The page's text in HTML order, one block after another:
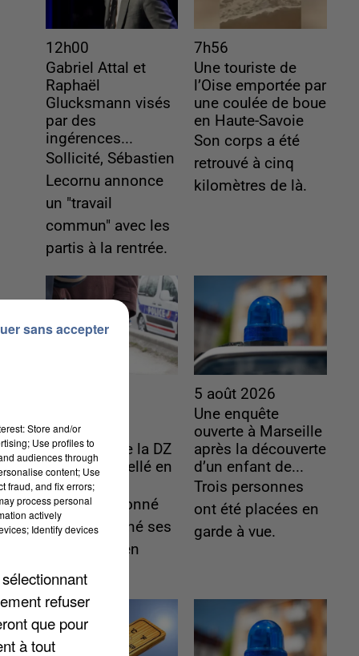
12h00
Gabriel Attal et
Raphaël
Glucksmann visés
par des
ingérences...
Sollicité, Sébastien
Lecornu annonce
un "travail
commun" avec les
partis à la rentrée.
7h56
Une touriste de
l’Oise emportée par
une coulée de boue
en Haute-Savoie
Son corps a été
retrouvé à cinq
kilomètres de là.
fondateurs
supposés de la DZ
Mafia interpellé en
Algérie
Il est soupçonné
d'y avoir mené ses
opérations en
France.
5 août 2026
Une enquête
ouverte à Marseille
après la découverte
d’un enfant de...
Trois personnes
ont été placées en
garde à vue.
Store and/or
Use profiles to
audiences through
content; Use
fraud, and fix errors;
process personal
actively
Identify devices
refuser
que pour
à tout
sans accepter